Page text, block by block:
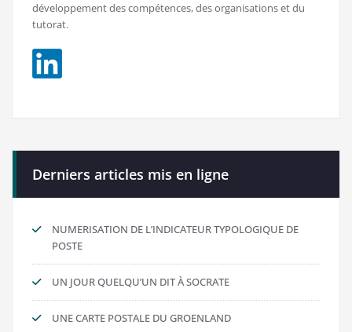
développement des compétences, des organisations et du
tutorat.
Derniers articles mis en ligne
NUMERISATION DE L’INDICATEUR TYPOLOGIQUE DE
POSTE
UN JOUR QUELQU’UN DIT À SOCRATE
UNE CARTE POSTALE DU GROENLAND